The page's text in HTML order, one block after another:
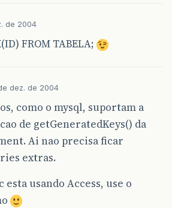
de 2004
FROM TABELA;
dez. de 2004
como o mysql, suportam a
de getGeneratedKeys() da
Ai nao precisa ficar
extras.
esta usando Access, use o